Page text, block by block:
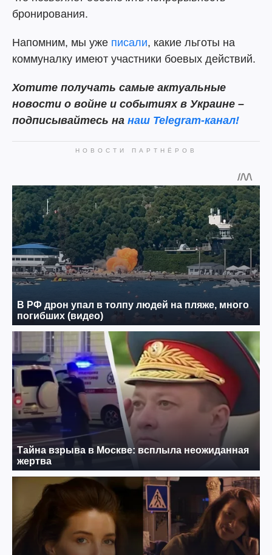
бронирования.
Напомним, мы уже писали, какие льготы на
коммуналку имеют участники боевых действий.
Хотите получать самые актуальные
новости о войне и событиях в Украине –
подписывайтесь на наш Telegram-канал!